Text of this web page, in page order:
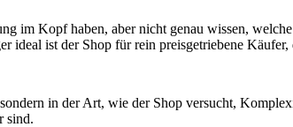
im Kopf haben, aber nicht genau wissen,
ideal ist der Shop für rein preisgetriebene
in der Art, wie der Shop versucht,
sind.